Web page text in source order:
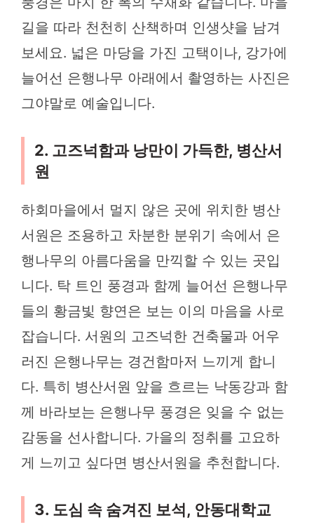
길을 따라 천천히 산책하며 인생샷을 남겨
보세요. 넓은 마당을 가진 고택이나, 강가에
늘어선 은행나무 아래에서 촬영하는 사진은
그야말로 예술입니다.
2. 고즈넉함과 낭만이 가득한, 병산서
원
하회마을에서 멀지 않은 곳에 위치한 병산
서원은 조용하고 차분한 분위기 속에서 은
행나무의 아름다움을 만끽할 수 있는 곳입
니다. 탁 트인 풍경과 함께 늘어선 은행나무
들의 황금빛 향연은 보는 이의 마음을 사로
잡습니다. 서원의 고즈넉한 건축물과 어우
러진 은행나무는 경건함마저 느끼게 합니
다. 특히 병산서원 앞을 흐르는 낙동강과 함
께 바라보는 은행나무 풍경은 잊을 수 없는
감동을 선사합니다. 가을의 정취를 고요하
게 느끼고 싶다면 병산서원을 추천합니다.
3. 도심 속 숨겨진 보석, 안동대학교